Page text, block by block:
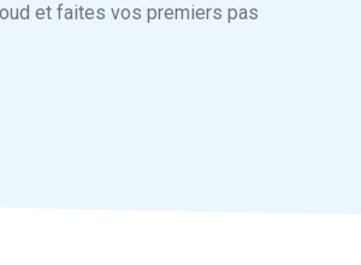
et faites vos premiers pas